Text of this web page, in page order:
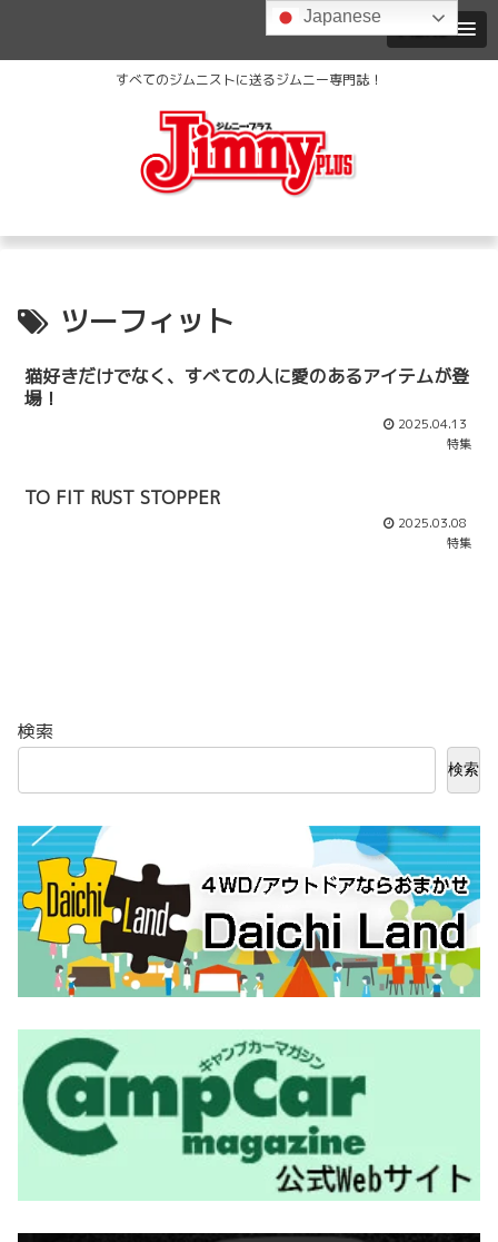
MENU
すべてのジムニストに送るジムニー専門誌！
ツーフィット
猫好きだけでなく、すべての人に愛のあるアイテムが登
場！
2025.04.13
特集
TO FIT RUST STOPPER
2025.03.08
特集
検索
検索
Japanese